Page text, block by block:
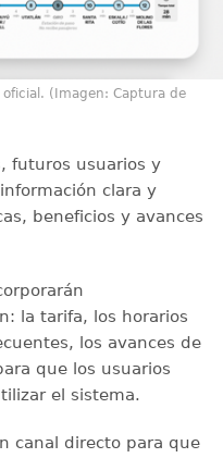
oficial. (Imagen: Captura de
futuros usuarios y
clara y
beneficios y avances
la tarifa, los horarios
los avances de
que los usuarios
el sistema.
canal directo para que